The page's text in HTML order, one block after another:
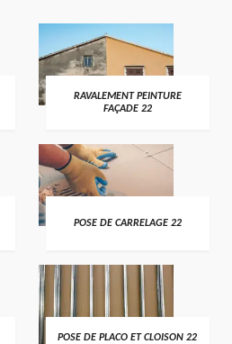
RAVALEMENT PEINTURE
FAÇADE 22
POSE DE CARRELAGE 22
POSE DE PLACO ET CLOISON 22